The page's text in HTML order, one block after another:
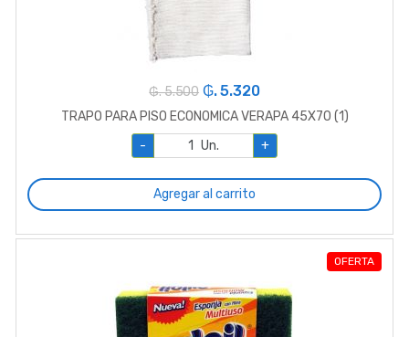
₲. 5.500 ₲. 5.320
TRAPO PARA PISO ECONOMICA VERAPA 45X70 (1)
-
Un. +
Agregar al carrito
OFERTA